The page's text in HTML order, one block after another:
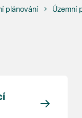
plánování Územní